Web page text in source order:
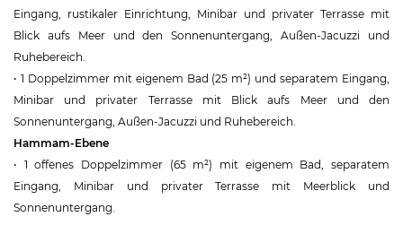
Eingang, rustikaler Einrichtung, Minibar und privater Terrasse mit
Blick aufs Meer und den Sonnenuntergang, Außen-Jacuzzi und
Ruhebereich.
• 1 Doppelzimmer mit eigenem Bad (25 m²) und separatem Eingang,
Minibar und privater Terrasse mit Blick aufs Meer und den
Sonnenuntergang, Außen-Jacuzzi und Ruhebereich.
Hammam-Ebene
• 1 offenes Doppelzimmer (65 m²) mit eigenem Bad, separatem
Eingang, Minibar und privater Terrasse mit Meerblick und
Sonnenuntergang.